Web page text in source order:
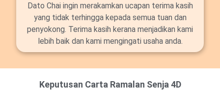
Dato Chai ingin merakamkan ucapan terima kasih
yang tidak terhingga kepada semua tuan dan
penyokong. Terima kasih kerana menjadikan kami
lebih baik dan kami mengingati usaha anda.
Keputusan Carta Ramalan Senja 4D